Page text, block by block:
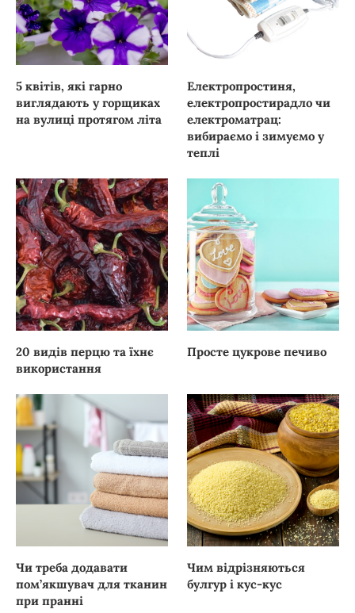
5 квітів, які гарно
виглядають у горщиках
на вулиці протягом літа
Електропростиня,
електропростирадло чи
електроматрац:
вибираємо і зимуємо у
теплі
20 видів перцю та їхнє
використання
Просте цукрове печиво
Чи треба додавати
пом’якшувач для тканин
при пранні
Чим відрізняються
булгур і кус-кус